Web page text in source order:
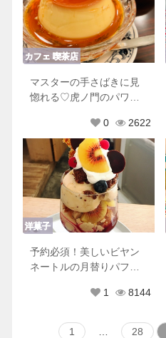
カフェ 喫茶店
マスターの手さばきに見
惚れる♡虎ノ門のパワー
0 2622
洋菓子
予約必須！美しいビヤン
ネートルの月替りパフェ
1
8144
1 28